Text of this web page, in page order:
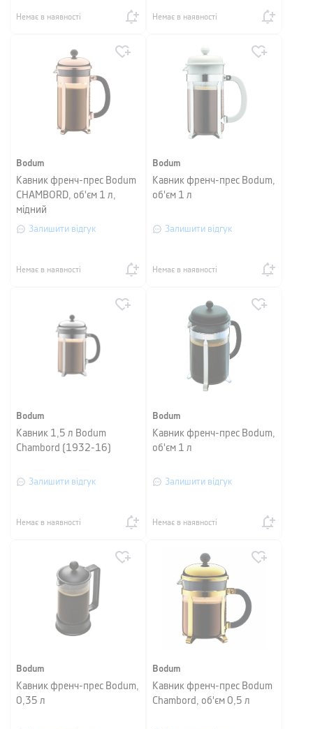
Немає в наявності Немає в наявності
Bodum
Кавник френч-прес Bodum
CHAMBORD, об'єм 1 л,
мідний
Залишити відгук
Немає в наявності
Bodum
Кавник френч-прес Bodum,
об'єм 1 л
Залишити відгук
Немає в наявності
Bodum
Кавник 1,5 л Bodum
Chambord (1932-16)
Залишити відгук
Немає в наявності
Bodum
Кавник френч-прес Bodum,
об'єм 1 л
Залишити відгук
Немає в наявності
Bodum
Кавник френч-прес Bodum,
0,35 л
Bodum
Кавник френч-прес Bodum
Chambord, об'єм 0,5 л